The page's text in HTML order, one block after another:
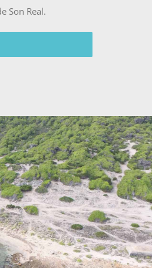
Son Real.